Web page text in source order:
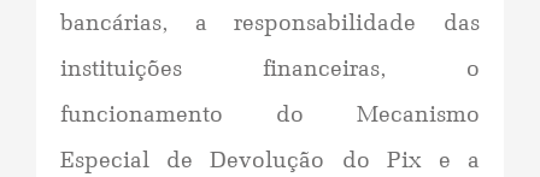
bancárias, a responsabilidade das
instituições financeiras, o
funcionamento do Mecanismo
Especial de Devolução do Pix e a